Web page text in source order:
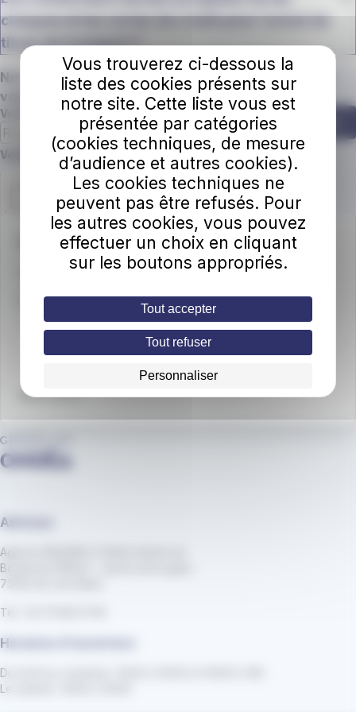
chèques et les cartes de crédit pour l’achat de
titres de transport ?
Ne manquez plus une miette de nos actus ! Abonnez
vous à la newsletter.
Votre adresse e-mail
S'abonner
Champ requis
Veuillez confirmer que vous n'êtes pas un robot.
Une question ?
Téléphone : 04 79 88 01 56
Horaires d’ouverture
Du lundi au vendredi: 8h30 – 12h30 / 13h30 – 18h
: 8h30 – 12h30
Nous écrire
Adresse
Agence Mobilités Ondéa Grand Lac
Boulevard Wilson - parvis de la gare
73100 Aix-les-Bains
Tel : 04 79 88 01 56
Horaires d'ouverture
Du lundi au vendredi : 8h30 à 12h30 et 13h30 à 18h
Le samedi : 8h30 à 12h30
Vous trouverez ci-dessous la
liste des cookies présents sur
notre site. Cette liste vous est
présentée par catégories
(cookies techniques, de mesure
d’audience et autres cookies).
Les cookies techniques ne
peuvent pas être refusés. Pour
les autres cookies, vous pouvez
effectuer un choix en cliquant
sur les boutons appropriés.
Tout accepter
Tout refuser
Personnaliser